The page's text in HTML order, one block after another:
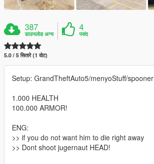
387
डाउनलोड अन्य
4
पसंद
5.0 / 5 सितारे (1 वोट)
Setup: GrandTheftAuto5/menyoStuff/spooner
1.000 HEALTH
100.000 ARMOR!
ENG:
>> if you do not want him to die right away
>> Dont shoot jugernaut HEAD!